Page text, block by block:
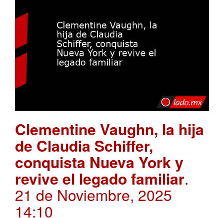
Clementine Vaughn, la hija
de Claudia Schiffer,
conquista Nueva York y
revive el legado familiar.
21 de Noviembre, 2025
14:10